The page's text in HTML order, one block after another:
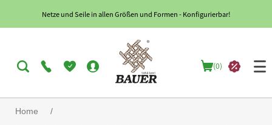
Netze und Seile in allen Größen und Formen - Konfigurierbar!
(0)
Home
/